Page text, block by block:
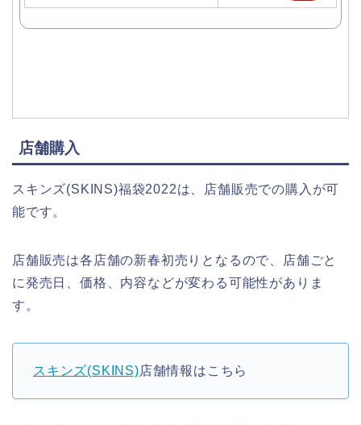
天
店舗購入
スキンズ(SKINS)福袋2022は、店舗販売での購入が可
能です。
店舗販売は各店舗の新春初売りとなるので、店舗ごと
に発売日、価格、内容などが変わる可能性がありま
す。
スキンズ(SKINS)店舗情報はこちら